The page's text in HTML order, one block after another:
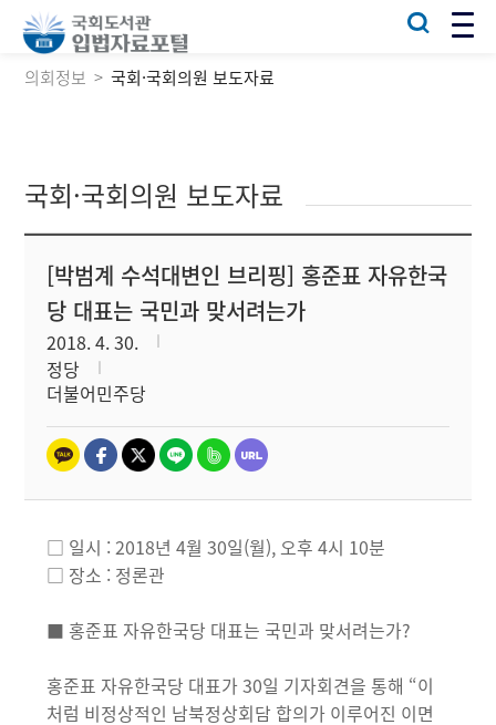
의회정보 국회·국회의원 보도자료
국회·국회의원 보도자료
[박범계 수석대변인 브리핑] 홍준표 자유한국
당 대표는 국민과 맞서려는가
2018. 4. 30.
정당
더불어민주당
□ 일시 : 2018년 4월 30일(월), 오후 4시 10분
□ 장소 : 정론관
■ 홍준표 자유한국당 대표는 국민과 맞서려는가?
홍준표 자유한국당 대표가 30일 기자회견을 통해 “이
처럼 비정상적인 남북정상회담 합의가 이루어진 이면